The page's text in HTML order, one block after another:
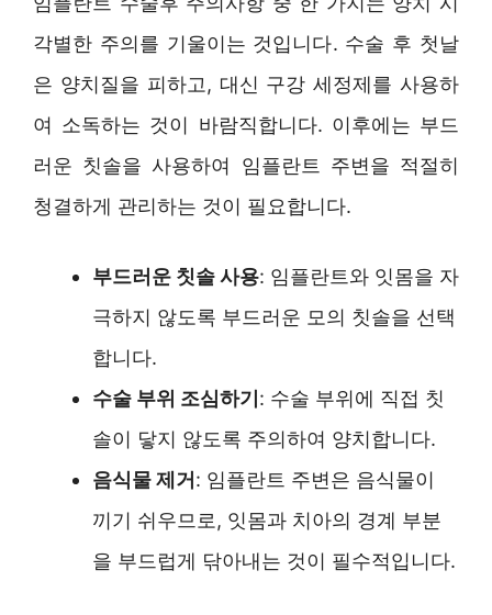
각별한 주의를 기울이는 것입니다. 수술 후 첫날
은 양치질을 피하고, 대신 구강 세정제를 사용하
여 소독하는 것이 바람직합니다. 이후에는 부드
러운 칫솔을 사용하여 임플란트 주변을 적절히
청결하게 관리하는 것이 필요합니다.
부드러운 칫솔 사용: 임플란트와 잇몸을 자
극하지 않도록 부드러운 모의 칫솔을 선택
합니다.
수술 부위 조심하기: 수술 부위에 직접 칫
솔이 닿지 않도록 주의하여 양치합니다.
음식물 제거: 임플란트 주변은 음식물이
끼기 쉬우므로, 잇몸과 치아의 경계 부분
을 부드럽게 닦아내는 것이 필수적입니다.